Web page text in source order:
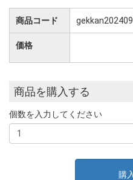
商品コード gekkan202409
価格
商品を購入する
個数を入力してください